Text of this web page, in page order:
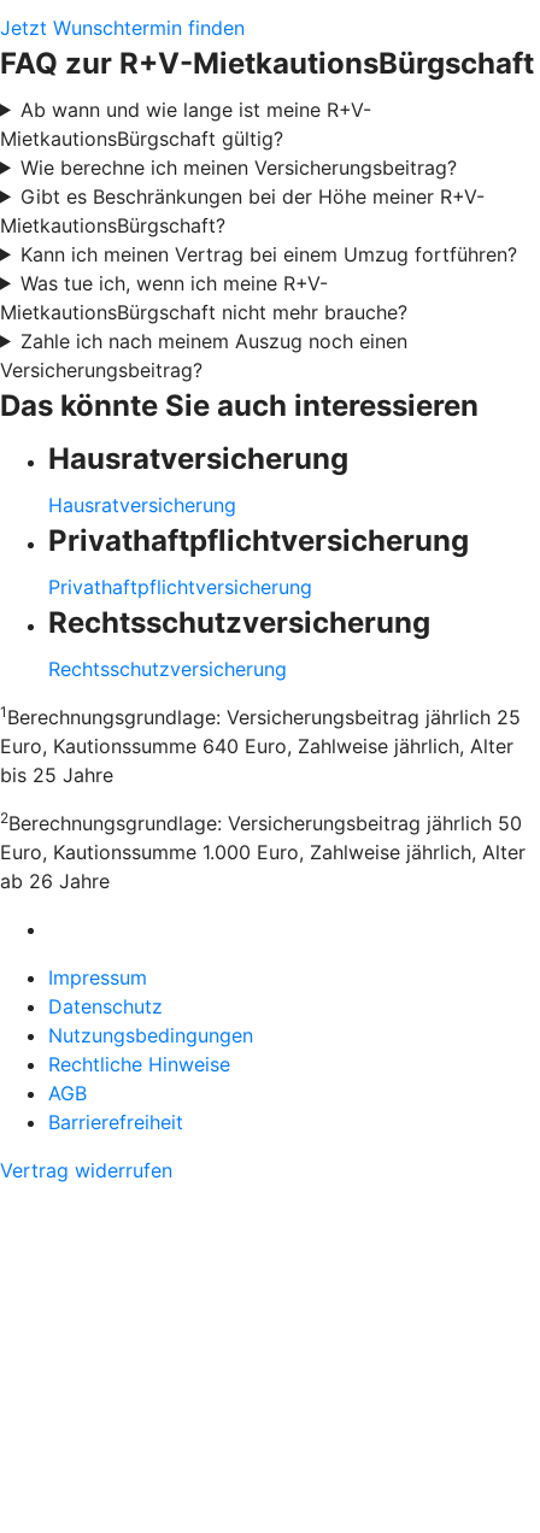
Jetzt Wunschtermin finden
FAQ zur R+V-MietkautionsBürgschaft
Ab wann und wie lange ist meine R+V-
MietkautionsBürgschaft gültig?
Wie berechne ich meinen Versicherungsbeitrag?
Gibt es Beschränkungen bei der Höhe meiner R+V-
MietkautionsBürgschaft?
Kann ich meinen Vertrag bei einem Umzug fortführen?
Was tue ich, wenn ich meine R+V-
MietkautionsBürgschaft nicht mehr brauche?
Zahle ich nach meinem Auszug noch einen
Versicherungsbeitrag?
Das könnte Sie auch interessieren
Hausratversicherung
Hausratversicherung
Privathaftpflichtversicherung
Privathaftpflichtversicherung
Rechtsschutzversicherung
Rechtsschutzversicherung
1 Berechnungsgrundlage: Versicherungsbeitrag jährlich 25
Euro, Kautionssumme 640 Euro, Zahlweise jährlich, Alter
bis 25 Jahre
2Berechnungsgrundlage: Versicherungsbeitrag jährlich 50
Euro, Kautionssumme 1.000 Euro, Zahlweise jährlich, Alter
ab 26 Jahre
Impressum
Datenschutz
Nutzungsbedingungen
Rechtliche Hinweise
AGB
Barrierefreiheit
Vertrag widerrufen